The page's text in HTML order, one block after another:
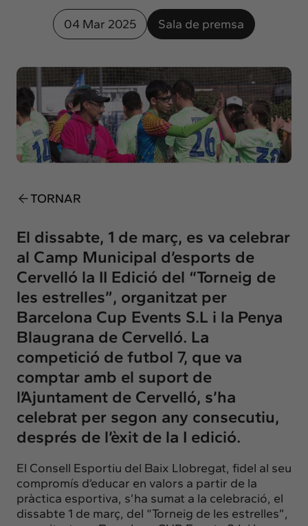
Confidencial
Interrelació
Insights
Actualitat
Intercanvi
Contacte
04 Mar 2025 Sala de premsa
TORNAR
El dissabte, 1 de març, es va celebrar
al Camp Municipal d’esports de
Cervelló la II Edició del “Torneig de
les estrelles”, organitzat per
Barcelona Cup Events S.L i la Penya
Blaugrana de Cervelló. La
competició de futbol 7, que va
comptar amb el suport de
l’Ajuntament de Cervelló, s’ha
celebrat per segon any consecutiu,
després de l’èxit de la I edició.
El Consell Esportiu del Baix Llobregat, fidel al seu
compromís d’educar en valors a partir de la
pràctica esportiva, s’ha sumat a la celebració, el
dissabte 1 de març, del “Torneig de les estrelles”,